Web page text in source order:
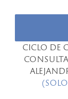
CICLO DE